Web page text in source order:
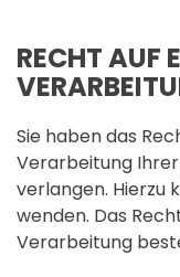
RECHT AUF
Sie haben das
Verarbeitung
verlangen. Hierzu
wenden. Das
Verarbeitung